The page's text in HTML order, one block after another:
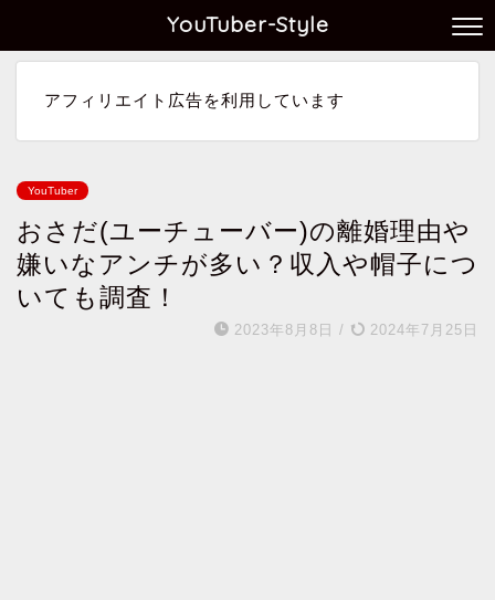
YouTuber-Style
アフィリエイト広告を利用しています
YouTuber
おさだ(ユーチューバー)の離婚理由や
嫌いなアンチが多い？収入や帽子につ
いても調査！
2023年8月8日 / 2024年7月25日